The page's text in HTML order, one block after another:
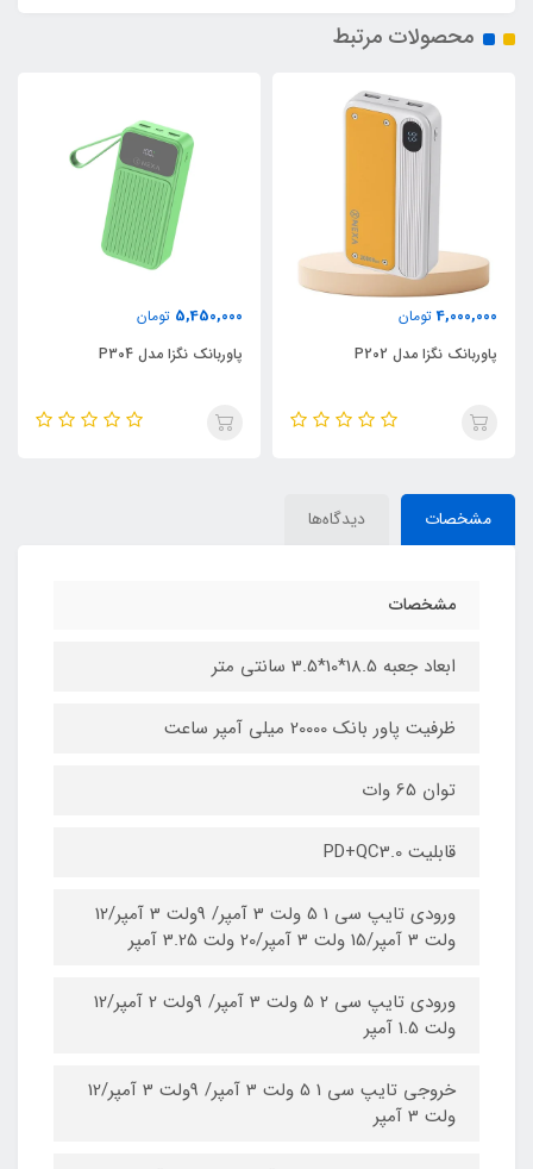
محصولات مرتبط
4,000,000 تومان
پاوربانک نگزا مدل P202
5,450,000 تومان
پاوربانک نگزا مدل P304
مشخصات دیدگاه‌ها
مشخصات
ابعاد جعبه 18.5*10*3.5 سانتی متر
ظرفیت پاور بانک 20000 میلی آمپر ساعت
توان 65 وات
قابلیت PD+QC3.0
ورودی تایپ سی 1 5 ولت 3 آمپر/ 9ولت 3 آمپر/12
ولت 3 آمپر/15 ولت 3 آمپر/20 ولت 3.25 آمپر
ورودی تایپ سی 2 5 ولت 3 آمپر/ 9ولت 2 آمپر/12
ولت 1.5 آمپر
خروجی تایپ سی 1 5 ولت 3 آمپر/ 9ولت 3 آمپر/12
ولت 3 آمپر